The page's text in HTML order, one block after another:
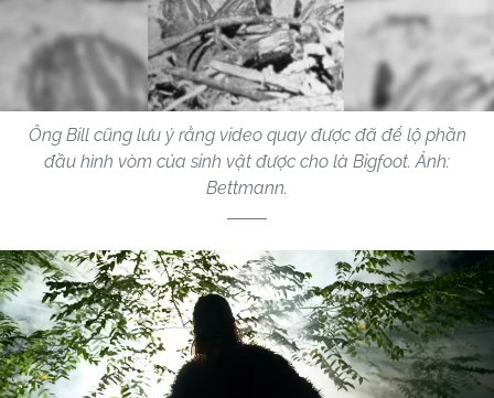
Ông Bill cũng lưu ý rằng video quay được đã để lộ phần
đầu hình vòm của sinh vật được cho là Bigfoot. Ảnh:
Bettmann.